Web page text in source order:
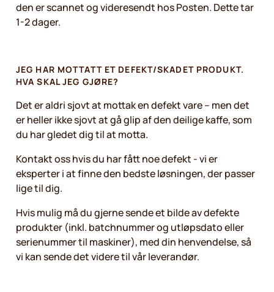
den er scannet og videresendt hos Posten. Dette tar
1-2 dager.
JEG HAR MOTTATT ET DEFEKT/SKADET PRODUKT.
HVA SKAL JEG GJØRE?
Det er aldri sjovt at mottak en defekt vare – men det
er heller ikke sjovt at gå glip af den deilige kaffe, som
du har gledet dig til at motta.
Kontakt oss hvis du har fått noe defekt - vi er
eksperter i at finne den bedste løsningen, der passer
lige til dig.
Hvis mulig må du gjerne sende et bilde av defekte
produkter (inkl. batchnummer og utløpsdato eller
serienummer til maskiner), med din henvendelse, så
vi kan sende det videre til vår leverandør.